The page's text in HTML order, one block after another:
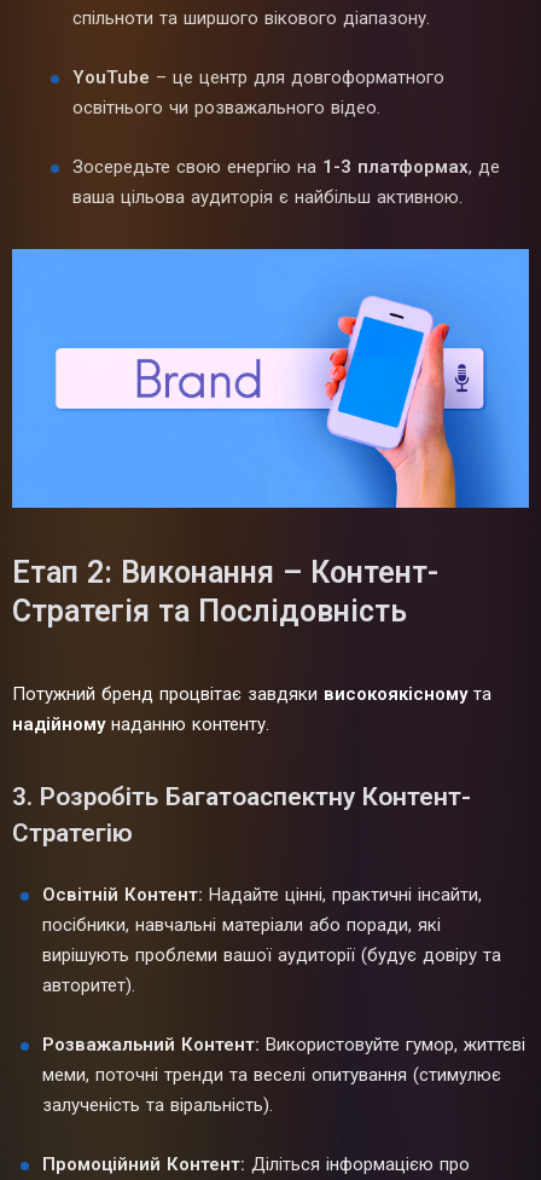
спільноти та ширшого вікового діапазону.
YouTube – це центр для довгоформатного
освітнього чи розважального відео.
Зосередьте свою енергію на 1-3 платформах, де
ваша цільова аудиторія є найбільш активною.
Етап 2: Виконання – Контент-
Стратегія та Послідовність
Потужний бренд процвітає завдяки високоякісномута
надійномунаданню контенту.
3. Розробіть Багатоаспектну Контент-
Стратегію
Освітній Контент: Надайте цінні, практичні інсайти,
посібники, навчальні матеріали або поради, які
вирішують проблеми вашої аудиторії (будує довіру та
авторитет).
Розважальний Контент: Використовуйте гумор, життєві
меми, поточні тренди та веселі опитування (стимулює
залученість та віральність).
Промоційний Контент: Діліться інформацією про